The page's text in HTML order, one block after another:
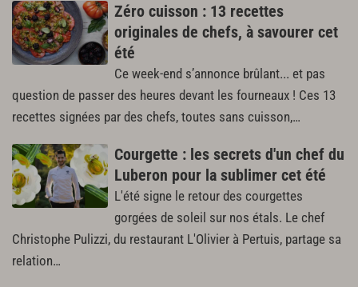
Zéro cuisson : 13 recettes
originales de chefs, à savourer cet
été
Ce week-end s’annonce brûlant... et pas
question de passer des heures devant les fourneaux ! Ces 13
recettes signées par des chefs, toutes sans cuisson,…
Courgette : les secrets d'un chef du
Luberon pour la sublimer cet été
L'été signe le retour des courgettes
gorgées de soleil sur nos étals. Le chef
Christophe Pulizzi, du restaurant L'Olivier à Pertuis, partage sa
relation…